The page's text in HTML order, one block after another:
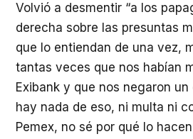
Volvió a desmentir “a los
derecha sobre las presuntas
que lo entiendan de una vez,
tantas veces que nos habían
Exibank y que nos negaron
hay nada de eso, ni multa ni
Pemex, no sé por qué lo